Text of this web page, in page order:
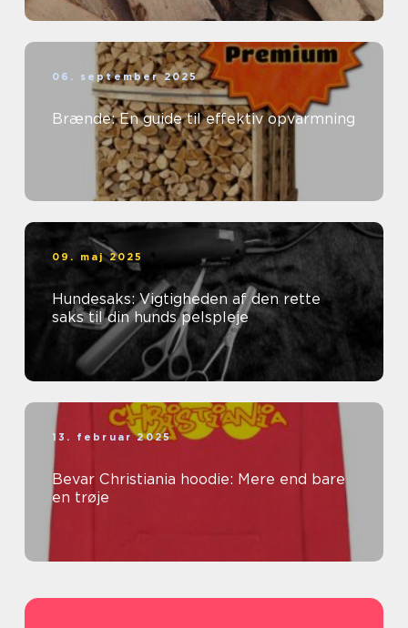
06. september 2025
Brænde: En guide til effektiv opvarmning
09. maj 2025
Hundesaks: Vigtigheden af den rette
saks til din hunds pelspleje
13. februar 2025
Bevar Christiania hoodie: Mere end bare
en trøje